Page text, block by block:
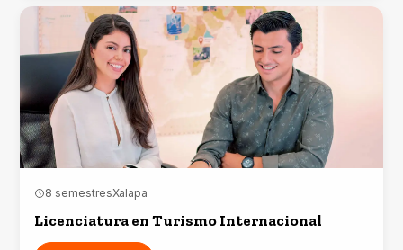
8 semestresXalapa
Licenciatura en Turismo Internacional